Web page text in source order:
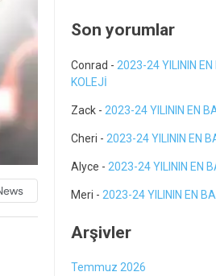
Son yorumlar
Conrad - 2023-24 YILININ EN
KOLEJİ
Zack - 2023-24 YILININ EN
Cheri - 2023-24 YILININ EN
Alyce - 2023-24 YILININ EN
Meri - 2023-24 YILININ EN
Arşivler
Temmuz 2026